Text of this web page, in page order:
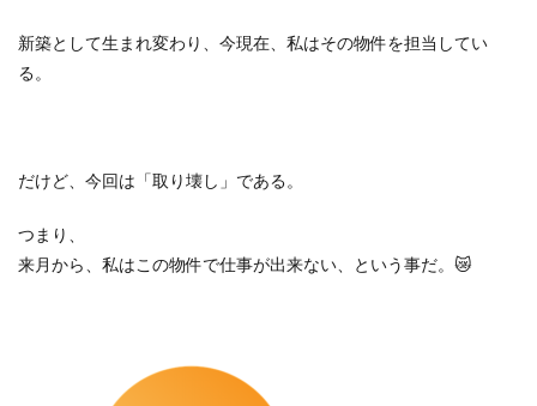
新築として生まれ変わり、今現在、私はその物件を担当してい
る。
だけど、今回は「取り壊し」である。
つまり、
来月から、私はこの物件で仕事が出来ない、という事だ。 😿